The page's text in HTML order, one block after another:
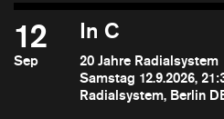
12
Sep
In C
20 Jahre Radialsystem
Samstag 12.9.2026,
Radialsystem, Berlin